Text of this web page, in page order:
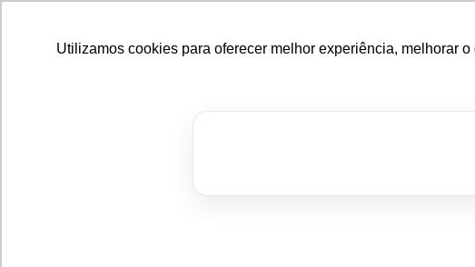
Utilizamos cookies para oferecer melhor experiência, melhorar